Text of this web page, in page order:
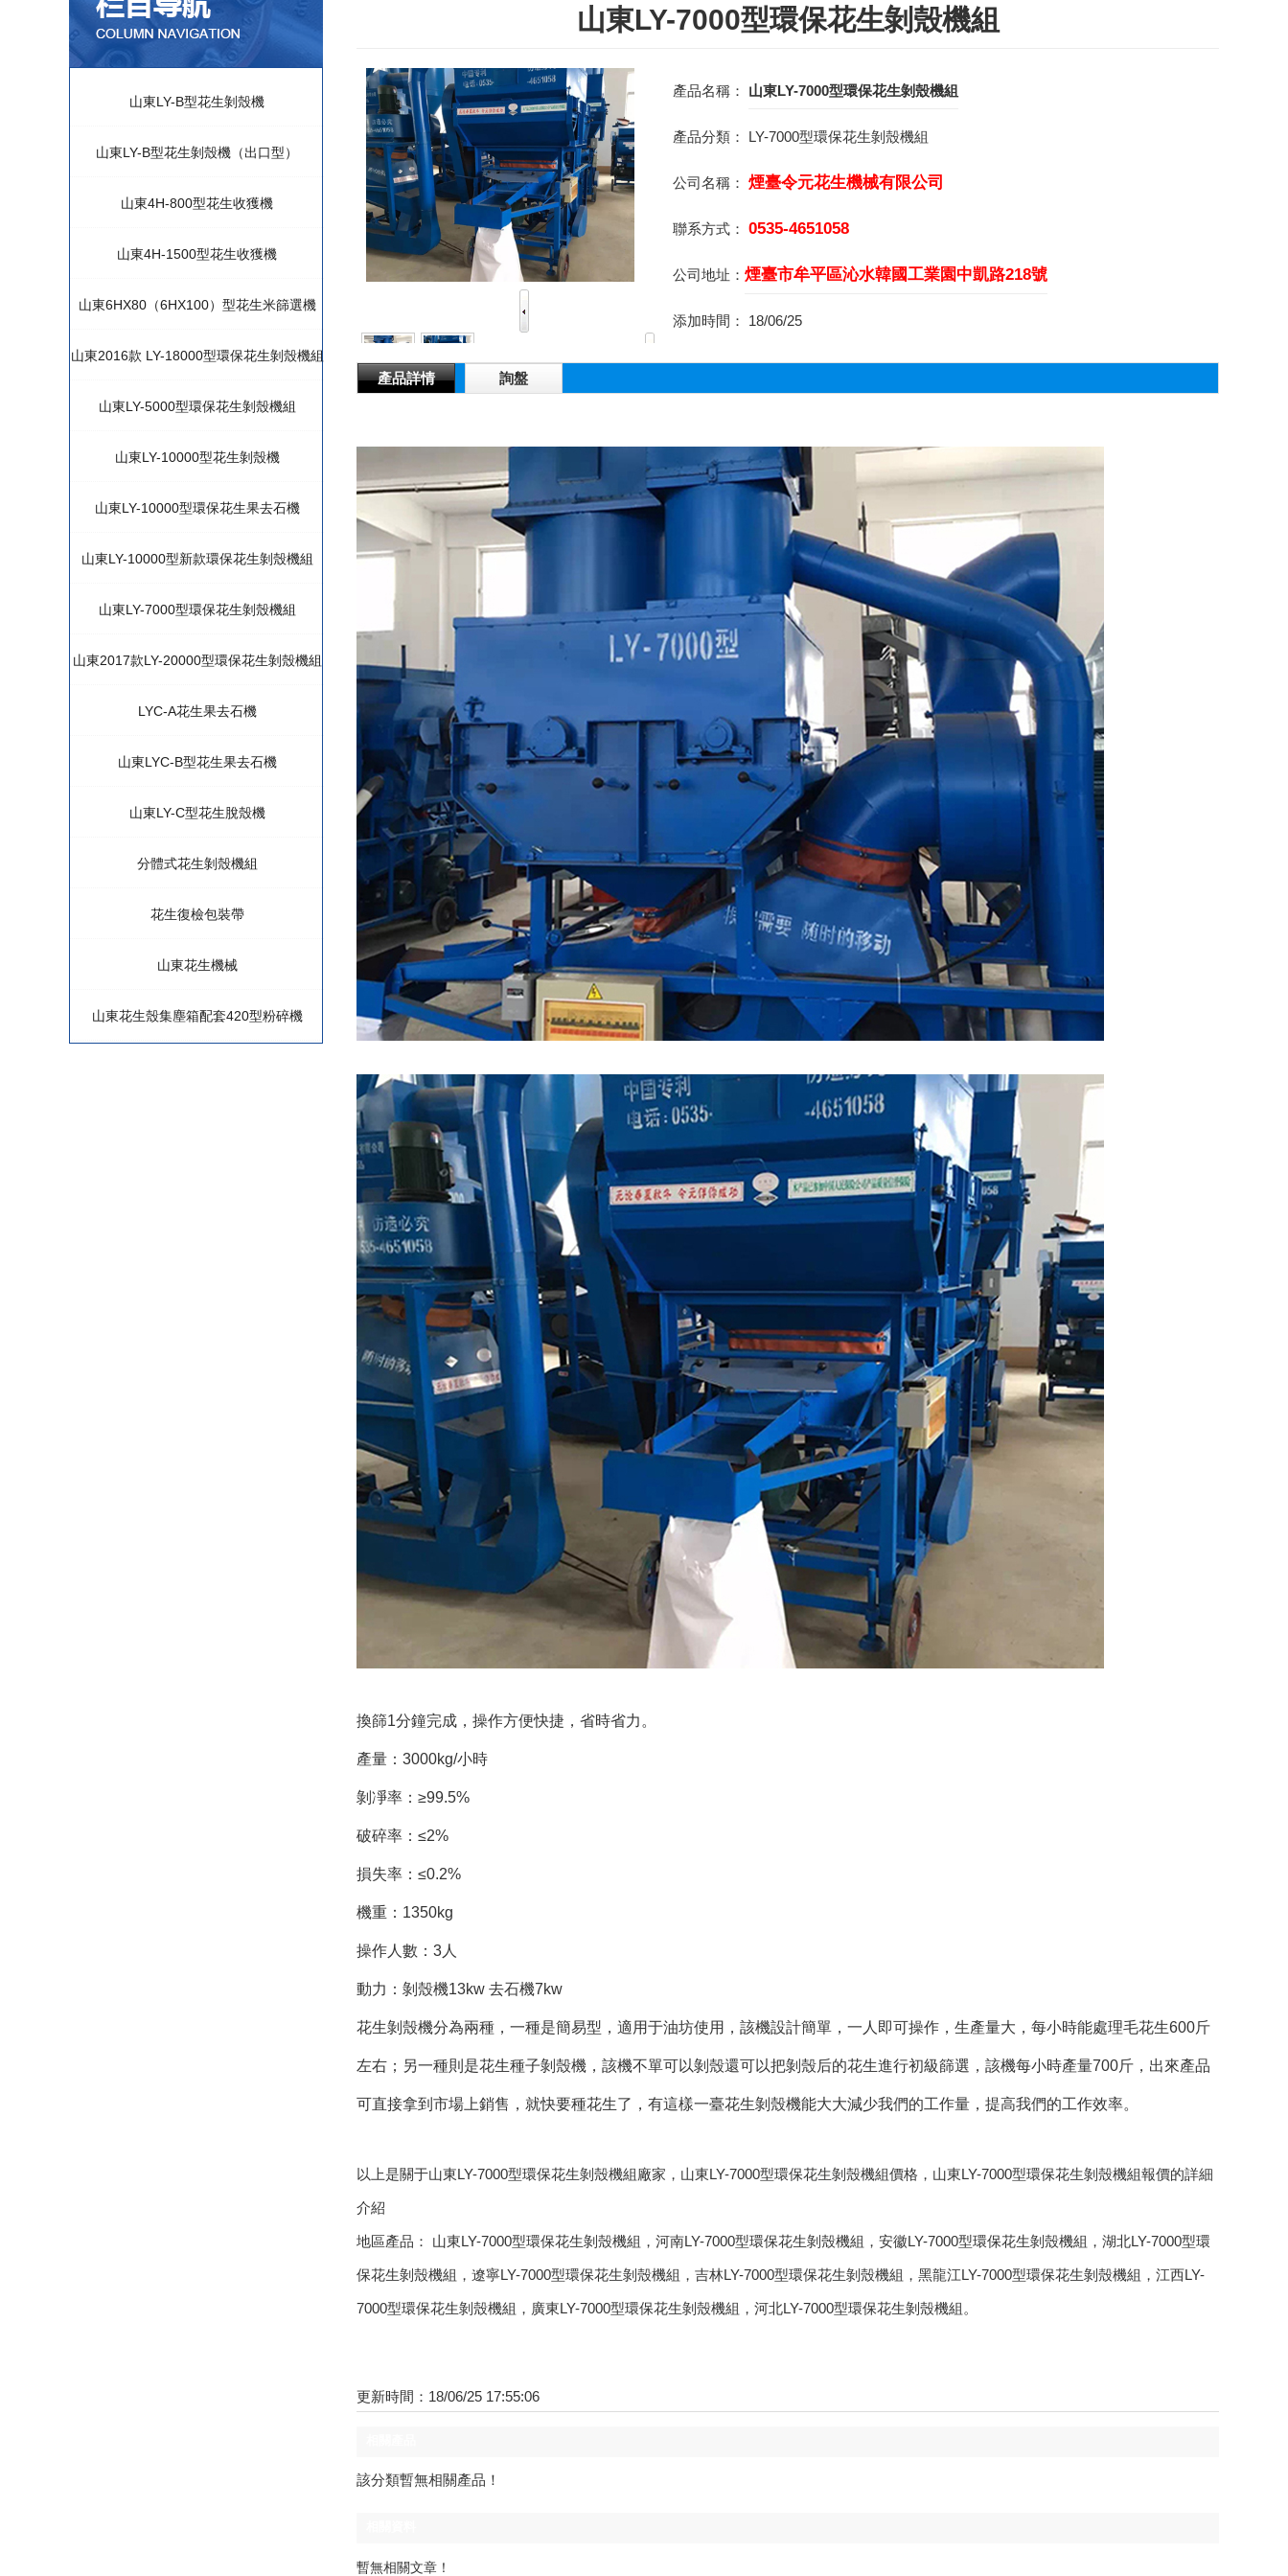
山東LY-B型花生剝殼機
山東LY-B型花生剝殼機（出口型）
山東4H-800型花生收獲機
山東4H-1500型花生收獲機
山東6HX80（6HX100）型花生米篩選機
山東2016款 LY-18000型環保花生剝殼機組
山東LY-5000型環保花生剝殼機組
山東LY-10000型花生剝殼機
山東LY-10000型環保花生果去石機
山東LY-10000型新款環保花生剝殼機組
山東LY-7000型環保花生剝殼機組
山東2017款LY-20000型環保花生剝殼機組
LYC-A花生果去石機
山東LYC-B型花生果去石機
山東LY-C型花生脫殼機
分體式花生剝殼機組
花生復檢包裝帶
山東花生機械
山東花生殼集塵箱配套420型粉碎機
山東LY-7000型環保花生剝殼機組
產品名稱： 山東LY-7000型環保花生剝殼機組
產品分類： LY-7000型環保花生剝殼機組
公司名稱： 煙臺令元花生機械有限公司
聯系方式： 0535-4651058
公司地址： 煙臺市牟平區沁水韓國工業園中凱路218號
添加時間： 18/06/25
產品詳情 詢盤
換篩1分鐘完成，操作方便快捷，省時省力。
產量：3000kg/小時
剝凈率：≥99.5%
破碎率：≤2%
損失率：≤0.2%
機重：1350kg
操作人數：3人
動力：剝殼機13kw 去石機7kw
花生剝殼機分為兩種，一種是簡易型，適用于油坊使用，該機設計簡單，一人即可操作，生產量大，每小時能處理毛花生600斤
左右；另一種則是花生種子剝殼機，該機不單可以剝殼還可以把剝殼后的花生進行初級篩選，該機每小時產量700斤，出來產品
可直接拿到市場上銷售，就快要種花生了，有這樣一臺花生剝殼機能大大減少我們的工作量，提高我們的工作效率。
以上是關于山東LY-7000型環保花生剝殼機組廠家，山東LY-7000型環保花生剝殼機組價格，山東LY-7000型環保花生剝殼機組報價的詳細
介紹
地區產品： 山東LY-7000型環保花生剝殼機組 ， 河南LY-7000型環保花生剝殼機組 ， 安徽LY-7000型環保花生剝殼機組 ， 湖北LY-7000型環
保花生剝殼機組 ， 遼寧LY-7000型環保花生剝殼機組 ， 吉林LY-7000型環保花生剝殼機組 ， 黑龍江LY-7000型環保花生剝殼機組 ， 江西LY-
7000型環保花生剝殼機組 ， 廣東LY-7000型環保花生剝殼機組 ， 河北LY-7000型環保花生剝殼機組 。
更新時間：18/06/25 17:55:06
該分類暫無相關產品！
暫無相關文章！